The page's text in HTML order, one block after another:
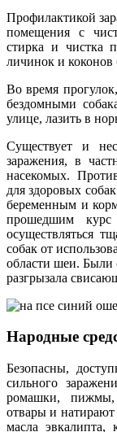
Профилактикой
помещения с
стирка и чистка
личинок и коконов
Во время
бездомными
улице, лазить в
Существует и
заражения, в
насекомых.
для здоровых
беременным и
прошедшим
осуществляться
собак от
области шеи. Были
разгрызала
Народные
Безопасны,
сильного
ромашки, пижмы,
отвары и
масла эвкалипта,